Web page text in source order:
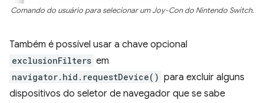
Comando do usuário para selecionar um Joy-Con do Nintendo Switch.
Também é possível usar a chave opcional
exclusionFilters em
navigator.hid.requestDevice() para excluir alguns
dispositivos do seletor de navegador que se sabe